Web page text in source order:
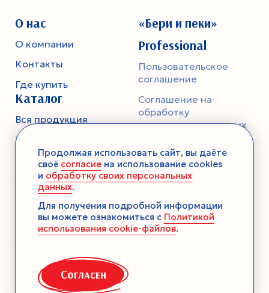
О нас
О компании
Контакты
Где купить
Каталог
Вся продукция
Тесто
Смеси-помощники
Ароматика
Десерты без выпечки
Консервация
Семена
«Бери и пеки»
Professional
Пользовательское
соглашение
Соглашение на
обработку
персональных данных
конфиденциальности
Продолжая использовать сайт, вы даёте
своё согласие на использование cookies
и обработку своих персональных
данных.
Для получения подробной информации
вы можете ознакомиться с Политикой
использования cookie-файлов.
Согласен